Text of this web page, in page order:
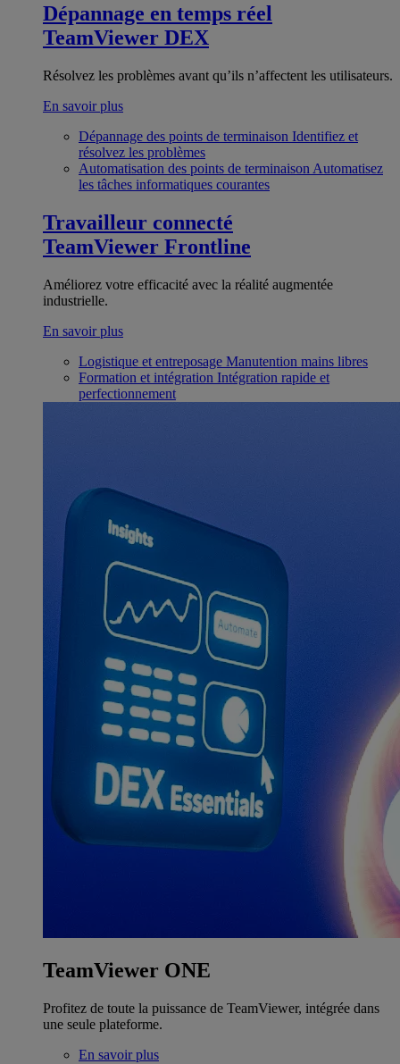
Dépannage en temps réel
TeamViewer DEX
Résolvez les problèmes avant qu’ils n’affectent les utilisateurs.
En savoir plus
Dépannage des points de terminaison Identifiez et
résolvez les problèmes
Automatisation des points de terminaison Automatisez
les tâches informatiques courantes
Travailleur connecté
TeamViewer Frontline
Améliorez votre efficacité avec la réalité augmentée
industrielle.
En savoir plus
Logistique et entreposage Manutention mains libres
Formation et intégration Intégration rapide et
perfectionnement
TeamViewer ONE
Profitez de toute la puissance de TeamViewer, intégrée dans
une seule plateforme.
En savoir plus